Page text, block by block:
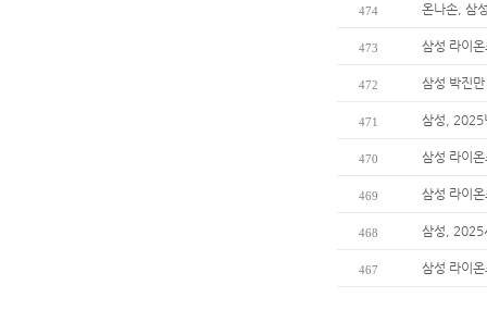
474 온나손, 삼
473 삼성 라이
472 삼성 박진
471 삼성, 2025
470 삼성 라이
469 삼성 라이
468 삼성, 2025
467 삼성 라이